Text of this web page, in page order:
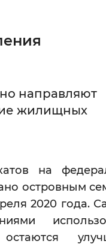
С засечками
направляют
жилищных
на
островным
2020 года.